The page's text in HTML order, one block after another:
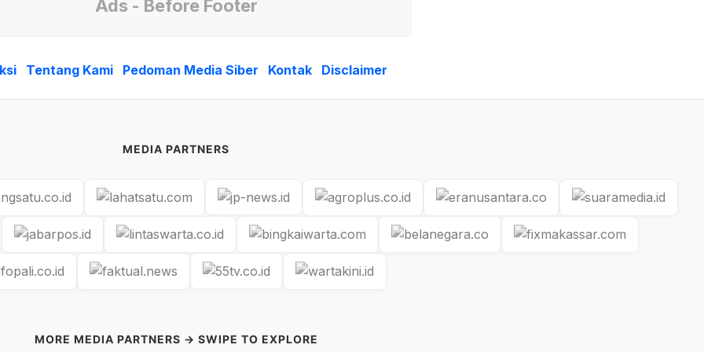
Ads - Before Footer
Tentang Kami Pedoman Media Siber Kontak Disclaimer
MEDIA PARTNERS
MORE MEDIA PARTNERS → SWIPE TO EXPLORE